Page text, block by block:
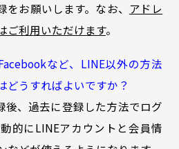
お願いします。なお、 アドレ
ご利用いただけます。
など、LINE以外の方法
どうすればよいですか？
後、過去に登録した方法でログ
的にLINEアカウントと会員情